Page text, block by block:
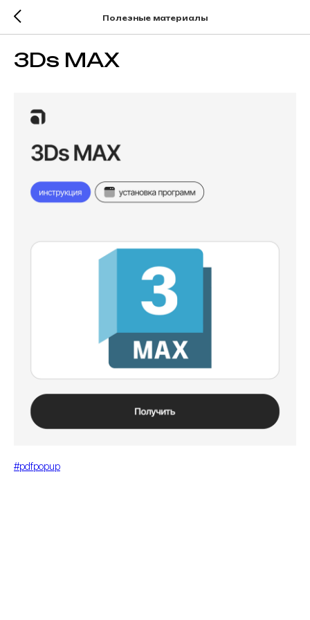
Полезные материалы
3Ds MAX
#pdfpopup